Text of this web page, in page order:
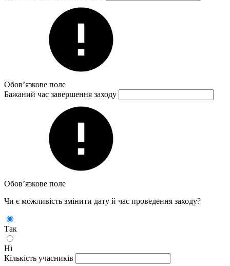
Обов’язкове поле
Бажаний час завершення заходу
Обов’язкове поле
Чи є можливість змінити дату й час проведення заходу?
Так
Ні
Кількість учасників